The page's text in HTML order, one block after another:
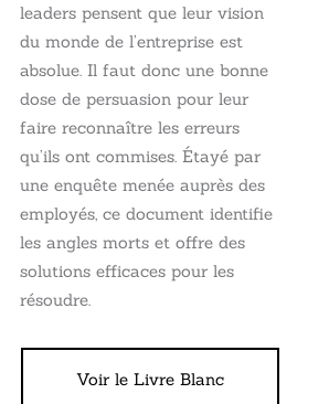
leaders pensent que leur vision
du monde de l’entreprise est
absolue. Il faut donc une bonne
dose de persuasion pour leur
faire reconnaître les erreurs
qu’ils ont commises. Étayé par
une enquête menée auprès des
employés, ce document identifie
les angles morts et offre des
solutions efficaces pour les
résoudre.
Voir le Livre Blanc